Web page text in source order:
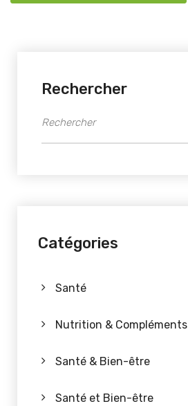
Rechercher
Catégories
Santé
Nutrition & Compléments
Santé & Bien-être
Santé et Bien-être